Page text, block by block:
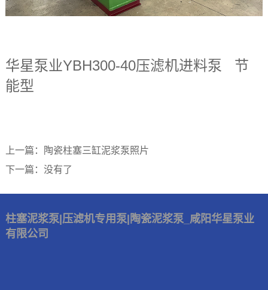
华星泵业YBH300-40压滤机进料泵 节
能型
上一篇：陶瓷柱塞三缸泥浆泵照片
下一篇：没有了
柱塞泥浆泵|压滤机专用泵|陶瓷泥浆泵_咸阳华星泵业
有限公司